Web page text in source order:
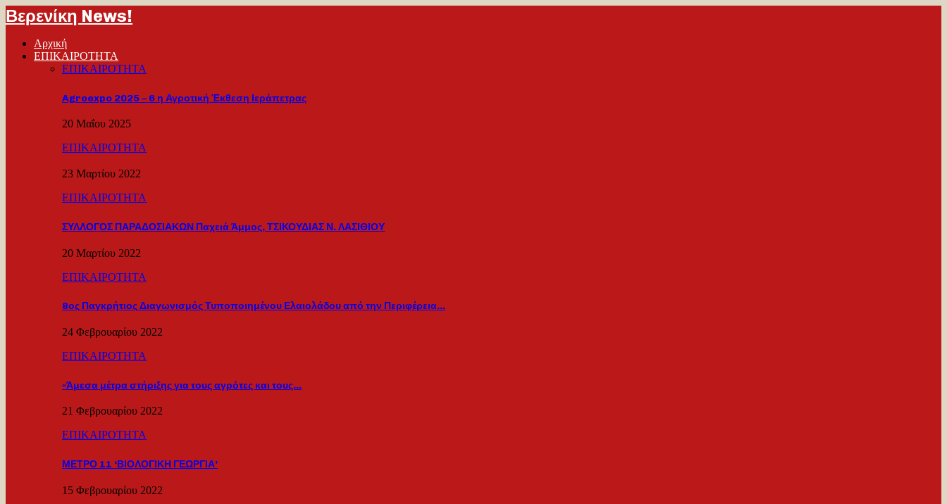
Βερενίκη News!
Αρχική
ΕΠΙΚΑΙΡΟΤΗΤΑ
ΕΠΙΚΑΙΡΟΤΗΤΑ
Agroexpo 2025 – 6 η Αγροτική Έκθεση Ιεράπετρας
20 Μαΐου 2025
ΕΠΙΚΑΙΡΟΤΗΤΑ
23 Μαρτίου 2022
ΕΠΙΚΑΙΡΟΤΗΤΑ
ΣΥΛΛΟΓΟΣ ΠΑΡΑΔΟΣΙΑΚΩΝ Παχειά Άμμος, ΤΣΙΚΟΥΔΙΑΣ Ν. ΛΑΣΙΘΙΟΥ
20 Μαρτίου 2022
ΕΠΙΚΑΙΡΟΤΗΤΑ
8ος Παγκρήτιος Διαγωνισμός Τυποποιημένου Ελαιολάδου από την Περιφέρεια…
24 Φεβρουαρίου 2022
ΕΠΙΚΑΙΡΟΤΗΤΑ
«Άμεσα μέτρα στήριξης για τους αγρότες και τους…
21 Φεβρουαρίου 2022
ΕΠΙΚΑΙΡΟΤΗΤΑ
ΜΕΤΡΟ 11 ‘ΒΙΟΛΟΓΙΚΗ ΓΕΩΡΓΙΑ’
15 Φεβρουαρίου 2022